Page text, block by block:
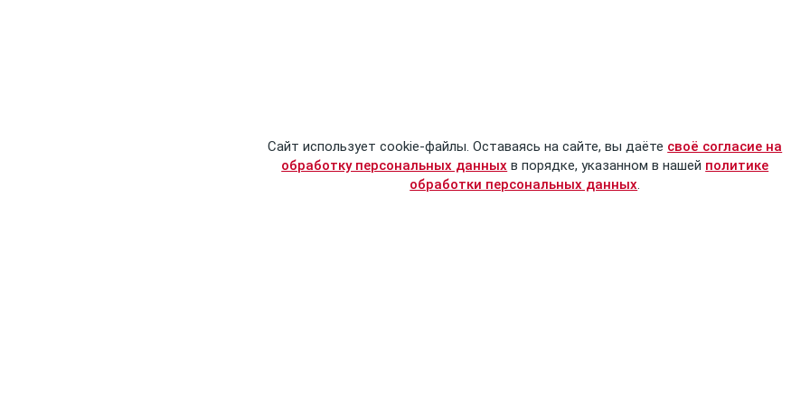
Сайт использует cookie-файлы. Оставаясь на сайте, вы даёте своё согласие на
обработку персональных данных в порядке, указанном в нашей политике
обработки персональных данных.